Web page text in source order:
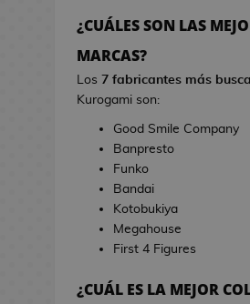
r
s
d
C
i
B
o
s
e
i
d
j
u
e
o
¿CUÁLES SON LAS
MARCAS?
Los 7 fabricantes más
Kurogami son:
Good Smile Company
Banpresto
Funko
Bandai
Kotobukiya
Megahouse
First 4 Figures
¿CUÁL ES LA MEJOR